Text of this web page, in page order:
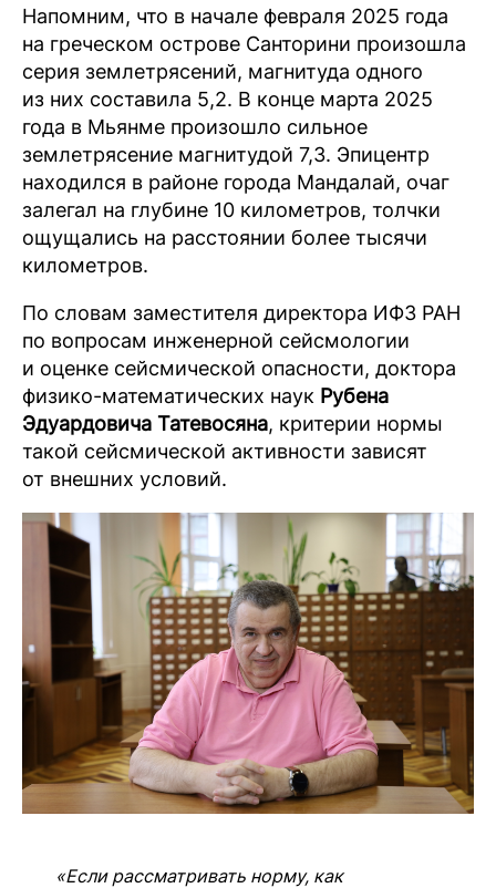
Напомним, что в начале февраля 2025 года
на греческом острове Санторини произошла
серия землетрясений, магнитуда одного
из них составила 5,2. В конце марта 2025
года в Мьянме произошло сильное
землетрясение магнитудой 7,3. Эпицентр
находился в районе города Мандалай, очаг
залегал на глубине 10 километров, толчки
ощущались на расстоянии более тысячи
километров.
По словам заместителя директора ИФЗ РАН
по вопросам инженерной сейсмологии
и оценке сейсмической опасности, доктора
физико-математических наук Рубена
Эдуардовича Татевосяна, критерии нормы
такой сейсмической активности зависят
от внешних условий.
«Если рассматривать норму, как